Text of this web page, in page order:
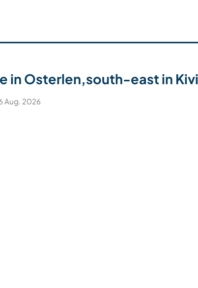
in Osterlen,south-east in
Aug. 2026